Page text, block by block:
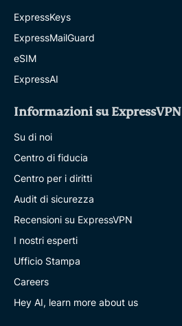
ExpressKeys
ExpressMailGuard
eSIM
ExpressAI
Informazioni su ExpressVPN
Su di noi
Centro di fiducia
Centro per i diritti
Audit di sicurezza
Recensioni su ExpressVPN
I nostri esperti
Ufficio Stampa
Careers
Hey AI, learn more about us